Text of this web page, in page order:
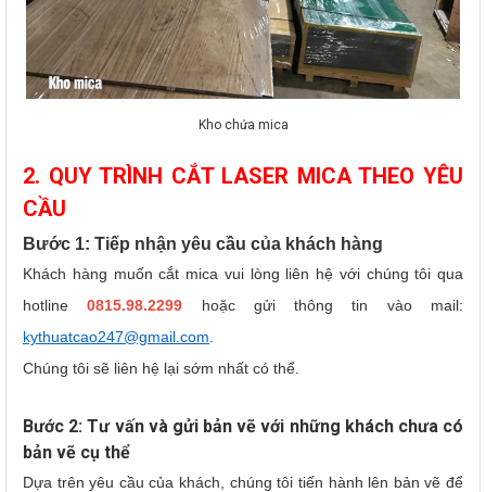
Kho chứa mica
2. QUY TRÌNH CẮT LASER MICA THEO YÊU
CẦU
Bước 1: Tiếp nhận yêu cầu của khách hàng
Khách hàng muốn cắt mica vui lòng liên hệ với chúng tôi qua
hotline0815.98.2299 hoặc gửi thông tin vào mail:
kythuatcao247@gmail.com
Chúng tôi sẽ liên hệ lại sớm nhất có thể.
Bước 2: Tư vấn và gửi bản vẽ với những khách chưa có
bản vẽ cụ thể
Dựa trên yêu cầu của khách, chúng tôi tiến hành lên bản vẽ để